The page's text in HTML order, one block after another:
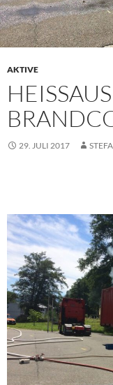
AKTIVE
29. JULI 2017